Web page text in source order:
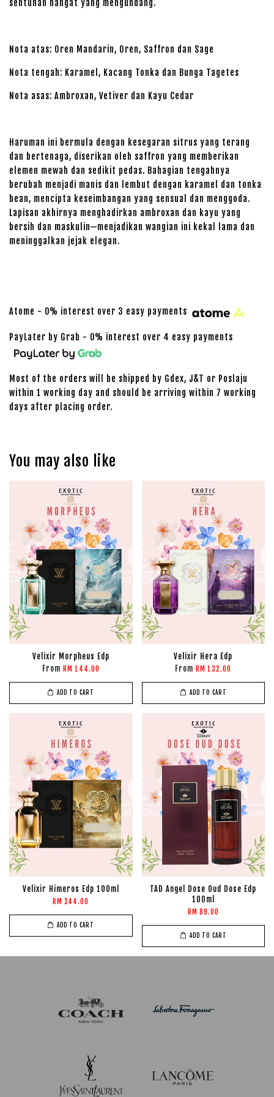
sentuhan hangat yang mengundang.
Nota atas: Oren Mandarin, Oren, Saffron dan Sage
Nota tengah: Karamel, Kacang Tonka dan Bunga Tagetes
Nota asas: Ambroxan, Vetiver dan Kayu Cedar
Haruman ini bermula dengan kesegaran sitrus yang terang
dan bertenaga, diserikan oleh saffron yang memberikan
elemen mewah dan sedikit pedas. Bahagian tengahnya
berubah menjadi manis dan lembut dengan karamel dan tonka
bean, mencipta keseimbangan yang sensual dan menggoda.
Lapisan akhirnya menghadirkan ambroxan dan kayu yang
bersih dan maskulin—menjadikan wangian ini kekal lama dan
meninggalkan jejak elegan.
Atome - 0% interest over 3 easy payments
PayLater by Grab - 0% interest over 4 easy payments
Most of the orders will be shipped by Gdex, J&T or Poslaju
within 1 working day and should be arriving within 7 working
days after placing order.
You may also like
Velixir Morpheus Edp
From RM 144.00
ADD TO CART
Velixir Hera Edp
From RM 132.00
ADD TO CART
Velixir Himeros Edp 100ml
RM 244.00
ADD TO CART
TAD Angel Dose Oud Dose Edp
100ml
RM 89.00
ADD TO CART